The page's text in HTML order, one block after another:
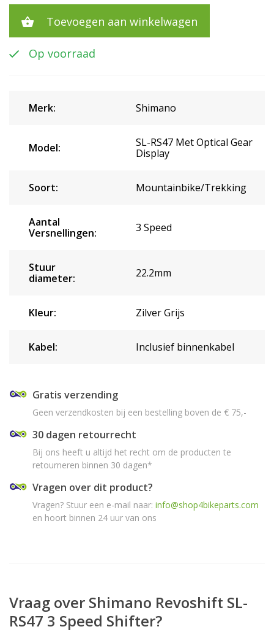
Toevoegen aan winkelwagen
Op voorraad
Merk: Shimano
Model:
SL-RS47 Met Optical Gear
Display
Soort: Mountainbike/Trekking
Aantal
Versnellingen:
3 Speed
Stuur
diameter:
22.2mm
Kleur: Zilver Grijs
Kabel: Inclusief binnenkabel
Gratis verzending
Geen verzendkosten bij een bestelling boven de € 75,-
30 dagen retourrecht
Bij ons heeft u altijd het recht om de producten te
retourneren binnen 30 dagen*
Vragen over dit product?
Vragen? Stuur een e-mail naar: info@shop4bikeparts.com
en hoort binnen 24 uur van ons
Vraag over Shimano Revoshift SL-
RS47 3 Speed Shifter?